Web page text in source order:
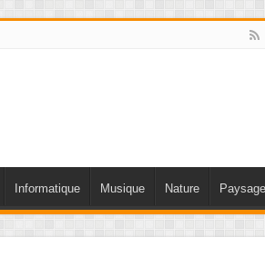
Informatique Musique Nature